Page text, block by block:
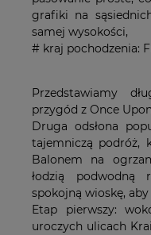
grafiki na
samej wysokości,
# kraj pochodzenia:
Przedstawiamy
przygód z Once
Druga odsłona
tajemniczą podróż,
Balonem na
łodzią podwodną
spokojną wioskę,
Etap pierwszy:
uroczych ulicach